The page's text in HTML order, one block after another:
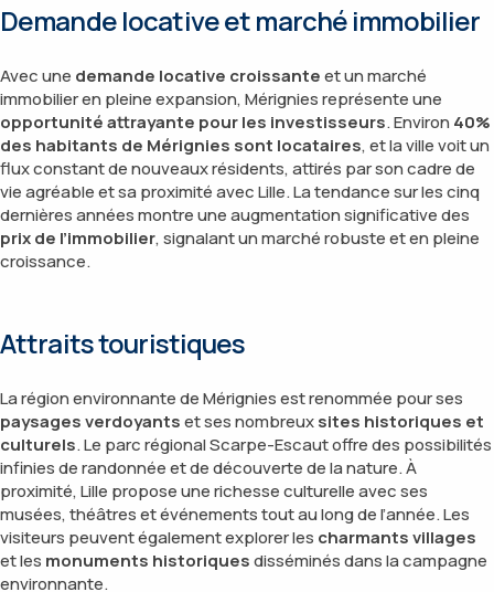
Demande locative et marché immobilier
Avec une demande locative croissanteet un marché
immobilier en pleine expansion, Mérignies représente une
opportunité attrayante pour les investisseurs. Environ 40%
des habitants de Mérignies sont locataires, et la ville voit un
flux constant de nouveaux résidents, attirés par son cadre de
vie agréable et sa proximité avec Lille. La tendance sur les cinq
dernières années montre une augmentation significative des
prix de l’immobilier, signalant un marché robuste et en pleine
croissance.
Attraits touristiques
La région environnante de Mérignies est renommée pour ses
paysages verdoyantset ses nombreuxsites historiques et
culturels. Le parc régional Scarpe-Escaut offre des possibilités
infinies de randonnée et de découverte de la nature. À
proximité, Lille propose une richesse culturelle avec ses
musées, théâtres et événements tout au long de l’année. Les
visiteurs peuvent également explorer les charmants villages
et les monuments historiquesdisséminés dans la campagne
environnante.